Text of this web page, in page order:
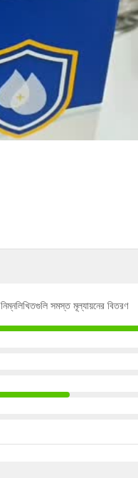
নিম্নলিখিতগুলি সমস্ত মূল্যায়নের বিতরণ